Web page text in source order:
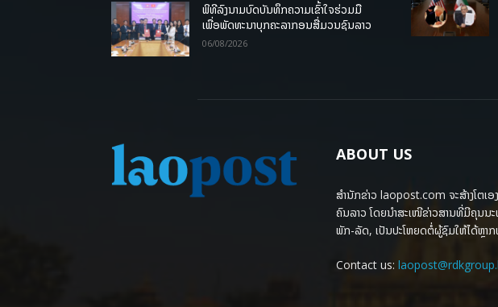
ພິທີລົງນາມບົດບັນທຶກຄວາມເຂົ້າໃຈຮ່ວມມື
ເພື່ອພັດທະນາບຸກຄະລາກອນສື່ມວນຊົນລາວ
06/08/2026
ABOUT US
ສຳນັກຂ່າວ laopost.com ຈະສ້າງໂຕເ
ຄົນລາວ ໂດຍນຳສະເໜີຂ່າວສານທີ່ມີຄຸນນ
ພັກ-ລັດ, ເປັນປະໂຫຍດຕໍ່ຜູ້ຊົມໃຫ້ໄດ້ຫຼາ
Contact us: